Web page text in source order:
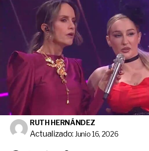
RUTH HERNÁNDEZ
Actualizado: Junio 16, 2026